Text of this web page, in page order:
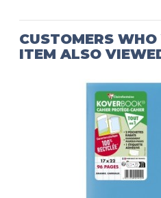
CUSTOMERS
ITEM ALSO